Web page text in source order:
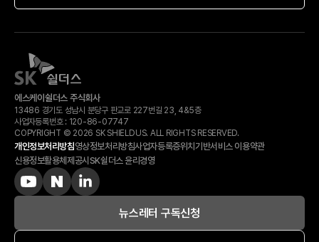
에스케이쉴더스 주식회사
13486 경기도 성남시 분당구 판교로 227번길 23, 4&5층
사업자등록번호 : 120-​86-​07747
COPYRIGHT © 2026 SK SHIELDUS. ALL RIGHTS RESERVED.
개인정보처리방침영상정보처리방침사업자등록증위치기반서비스 이용약관
신용정보활용체제공시 SK쉴더스 윤리경영
뉴스레터 구독신청